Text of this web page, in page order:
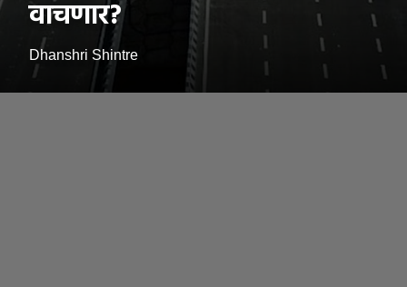
वाचणार?
Dhanshri Shintre